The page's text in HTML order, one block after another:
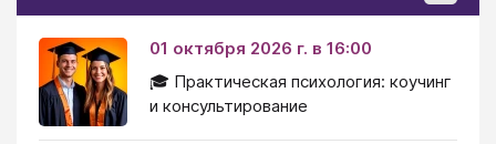
01 октября 2026 г. в 16:00
🎓 Практическая психология: коучинг
и консультирование